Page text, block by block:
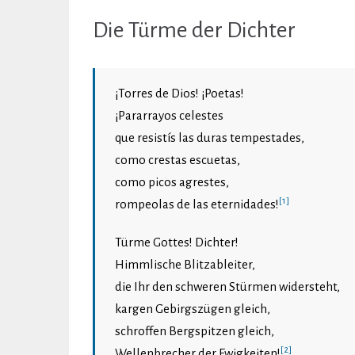
Die Türme der Dichter
¡Torres de Dios! ¡Poetas!
¡Pararrayos celestes
que resistís las duras tempestades,
como crestas escuetas,
como picos agrestes,
rompeolas de las eternidades! [1]
Türme Gottes! Dichter!
Himmlische Blitzableiter,
die Ihr den schweren Stürmen widersteht,
kargen Gebirgszügen gleich,
schroffen Bergspitzen gleich,
[2]